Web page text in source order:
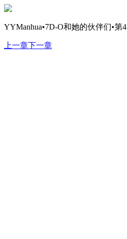
YYManhua•7D-O和她的伙伴们•第
上一章下一章